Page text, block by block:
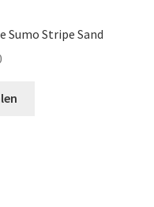
können
Sumo Stripe Sand